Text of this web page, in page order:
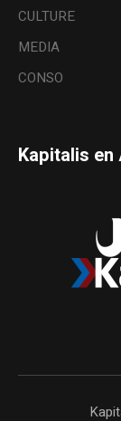
CULTURE
MEDIA
CONSO
Kapitalis en